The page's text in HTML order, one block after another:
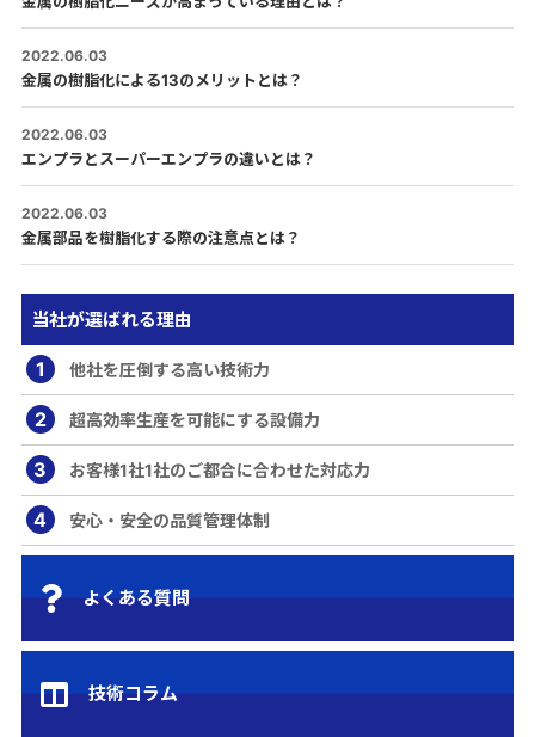
2022.06.03
金属の樹脂化による13のメリットとは？
2022.06.03
エンプラとスーパーエンプラの違いとは？
2022.06.03
金属部品を樹脂化する際の注意点とは？
当社が選ばれる理由
1 他社を圧倒する高い技術力
2 超高効率生産を可能にする設備力
3 お客様1社1社のご都合に合わせた対応力
4 安心・安全の品質管理体制
よくある質問
技術コラム